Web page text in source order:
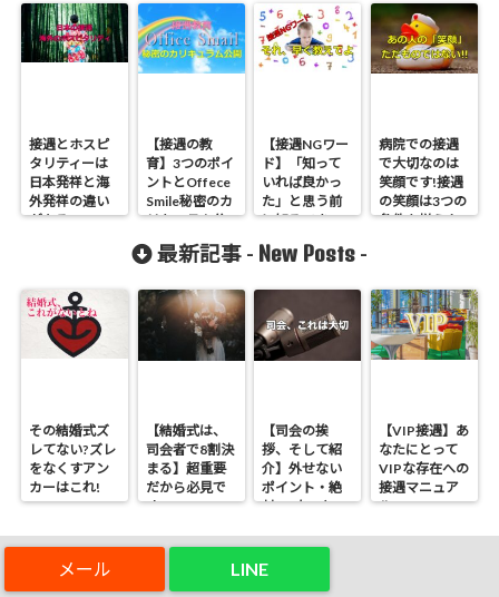
LINE
接遇とホスピ
タリティーは
日本発祥と海
外発祥の違い
がある
【接遇の教
育】3つのポイ
ントとOffece
Smile秘密のカ
リキュラム公
【接遇NGワー
ド】「知って
いれば良かっ
た」と思う前
に知るべきこ
病院での接遇
で大切なのは
笑顔です!接遇
の笑顔は3つの
条件を揃えよ
最新記事 - New Posts -
その結婚式ズ
レてない?ズレ
をなくすアン
カーはこれ!
【結婚式は、
司会者で8割決
まる】超重要
だから必見で
す
【司会の挨
拶、そして紹
介】外せない
ポイント・絶
対NGなこと
【VIP接遇】あ
なたにとって
VIPな存在への
接遇マニュア
ル
-Comments-